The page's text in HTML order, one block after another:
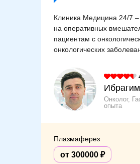
Клиника Медицина 24/7
на оперативных
пациентам с
онкологических
Онколог,
опыта
Плазмаферез
от 300000